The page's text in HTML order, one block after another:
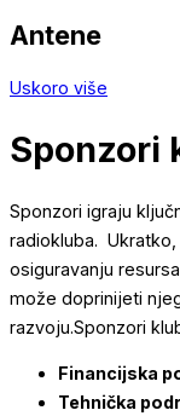
Antene
Uskoro više
Sponzori
Sponzori igraju
radiokluba.
osiguravanju
može doprinijeti
razvoju.Sponzori
Financijska
Tehnička